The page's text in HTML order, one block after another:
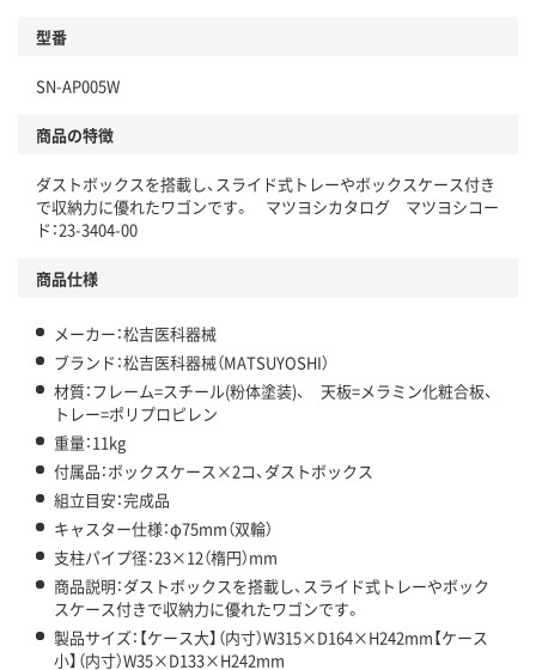
型番
SN-AP005W
商品の特徴
ダストボックスを搭載し、スライド式トレーやボックスケース付き
で収納力に優れたワゴンです。 マツヨシカタログ マツヨシコー
ド：23-3404-00
商品仕様
メーカー：松吉医科器械
ブランド：松吉医科器械（MATSUYOSHI）
材質：フレーム=スチール(粉体塗装)、 天板=メラミン化粧合板、
トレー=ポリプロピレン
重量：11kg
付属品：ボックスケース×2コ、ダストボックス
組立目安：完成品
キャスター仕様：φ75mm（双輪）
支柱パイプ径：23×12（楕円）mm
商品説明：ダストボックスを搭載し、スライド式トレーやボック
スケース付きで収納力に優れたワゴンです。
製品サイズ：【ケース大】（内寸）W315×D164×H242mm【ケース
小】（内寸）W35×D133×H242mm